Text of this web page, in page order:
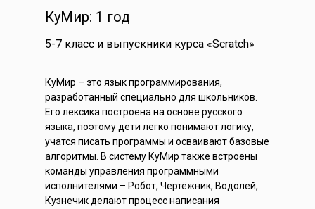
КуМир – это язык программирования,
разработанный специально для школьников.
Его лексика построена на основе русского
языка, поэтому дети легко понимают логику,
учатся писать программы и осваивают базовые
алгоритмы. В систему КуМир также встроены
команды управления программными
исполнителями – Робот, Чертёжник, Водолей,
Кузнечик делают процесс написания
5-7 класс и выпускники курса «Scratch»
КуМир: 1 год